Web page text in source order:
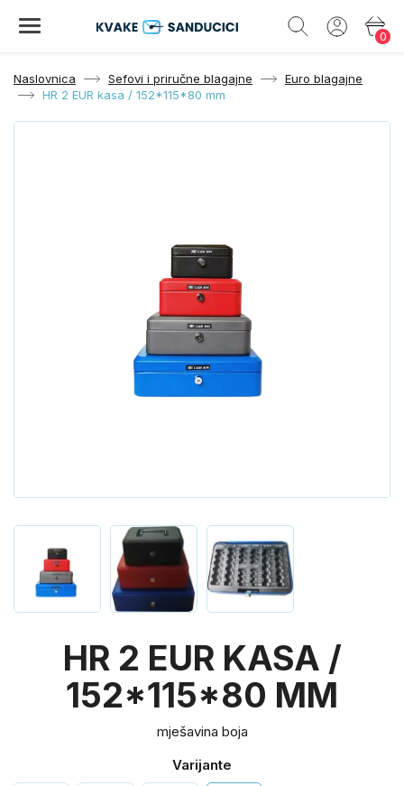
0
Naslovnica Sefovi i priručne blagajne
Euro blagajne
HR 2 EUR kasa / 152*115*80 mm
HR 2 EUR KASA /
152*115*80 MM
mješavina boja
Varijante